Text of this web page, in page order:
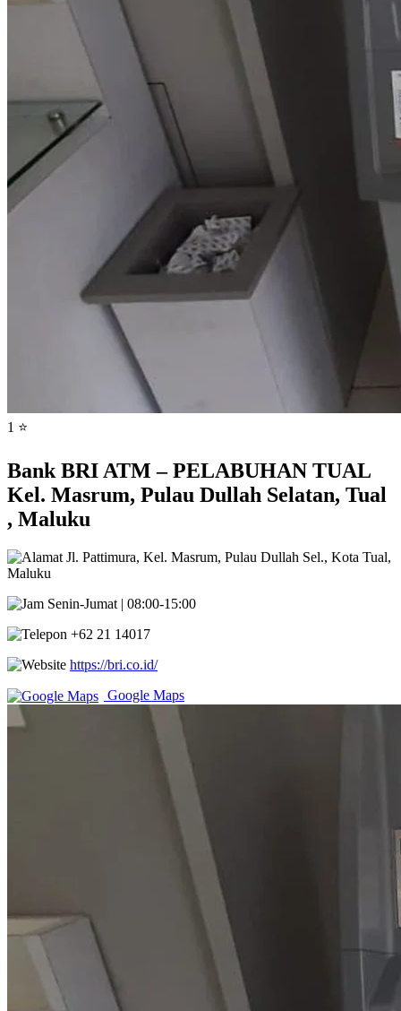
1 ⭐
Bank BRI ATM – PELABUHAN TUAL
Kel. Masrum, Pulau Dullah Selatan, Tual
, Maluku
Jl. Pattimura, Kel. Masrum, Pulau Dullah Sel., Kota Tual,
Maluku
Senin-Jumat | 08:00-15:00
+62 21 14017
https://bri.co.id/
Google Maps